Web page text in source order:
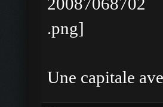
Une capitale